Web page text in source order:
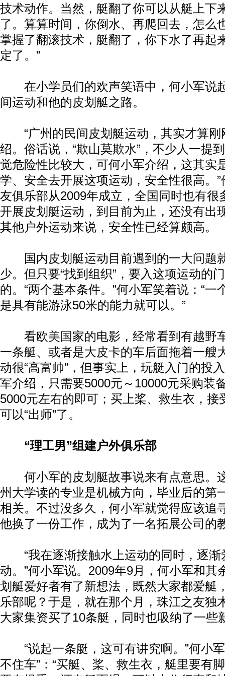
技术动作。当然，艇翻了你可以从艇上下
了。算算时间，你倒水、再爬回去，怎么
掌握了翻滚技术，艇翻了，你下水了再起
定了。”
在小学员们的欢声笑语中，何小军说
间运动和他的皮划艇之路。
“广州的民间皮划艇运动，其实才算刚
绍。俗话说，“欺山莫欺水”，不少人一提
觉危险性比较大，可何小军介绍，这其实
学、安全去开展这项运动，安全性很高。
友俱乐部从2009年成立，全国同时也有很
开展皮划艇运动，到目前为止，还没有出
其他户外运动来说，安全性已经算颇高。
国内皮划艇运动目前遇到的一大问题
少。但只要“找到组织”，要入这项运动的
的。“两个基本条件。”何小军笑着说：“一
是具有能游泳50米的能力就可以。”
看欧美国家的电影，经常看到有越野
一条艇、或者是大皮卡的车后面拖着一艘
动很“高富帅”，但事实上，玩艇入门的投
军介绍，只需要5000元～10000元采购装
5000元左右的即可；买上桨、救生衣，接
可以“出师”了。
“理工男”组建户外俱乐部
何小军的皮划艇故事说来有点意思。
州大学读的专业是机械方向，毕业后的第
相关。不过没多久，何小军就觉得应该追
他换了一份工作，成为了一名拓展公司的
“我在逐渐接触水上运动的同时，逐渐
动。”何小军说。2009年9月，何小军和其
划艇爱好者有了新想法，既然大家都爱艇
乐部呢？于是，就在那个月，珠江之友独
大家集资买了10条艇，同时也吸纳了一些
“说起一条艇，这可有讲究啊。”何小军
不住车”：“买艇、桨、救生衣，艇里要有